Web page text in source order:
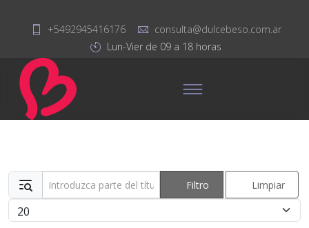
+5492945416176
consulta@dulcebeso.com.ar
Lun-Vier de 09 a 18 horas
Introduzca parte del título Filtro Limpiar
Cantidad